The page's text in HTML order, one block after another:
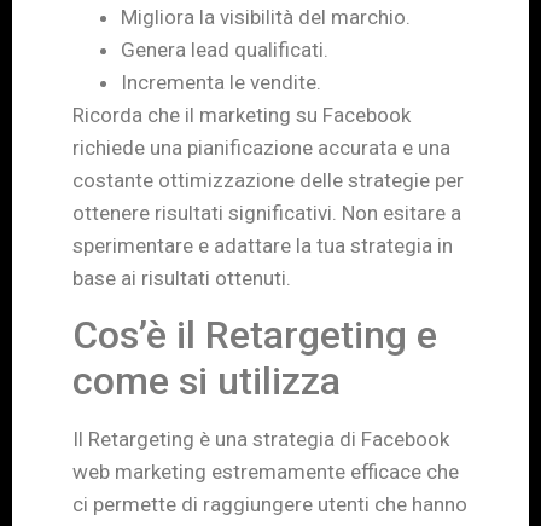
Migliora la visibilità del marchio.
Genera lead qualificati.
Incrementa le vendite.
Ricorda che il marketing su Facebook
richiede una pianificazione accurata e una
costante ottimizzazione delle strategie per
ottenere risultati significativi. Non esitare a
sperimentare e adattare la tua strategia in
base ai risultati ottenuti.
Cos’è il Retargeting e
come si utilizza
Il Retargeting è una strategia di Facebook
web marketing estremamente efficace che
ci permette di raggiungere utenti che hanno